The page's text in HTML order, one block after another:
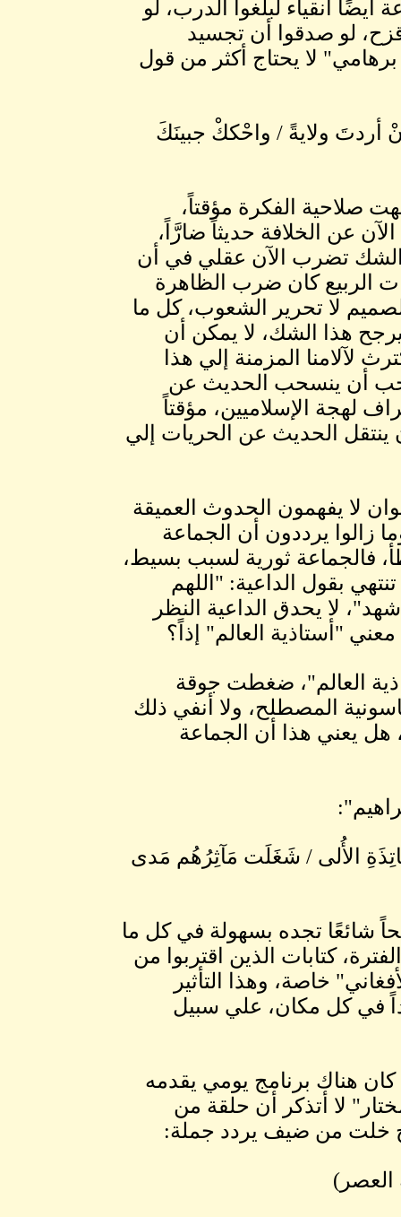
أيضًا أنقياء لبلغوا الدرب، لو
لو صدقوا أن تجسيد
لا يحتاج أكثر من قول
ولايةً / واحْككْ جبينَكَ
صلاحية الفكرة مؤقتاً،
عن الخلافة حديثاً ضارَّاً،
تضرب الآن عقلي في أن
الربيع كان ضرب الظاهرة
لا تحرير الشعوب، كل ما
هذا الشك، لا يمكن أن
لآلامنا المزمنة إلي هذا
يجب أن ينسحب الحديث عن
لهجة الإسلاميين، مؤقتاً
ينتقل الحديث عن الحريات إلي
لا يفهمون الحدوث العميقة
زالوا يرددون أن الجماعة
فالجماعة ثورية لسبب بسيط،
بقول الداعية: "اللهم
لا يحدق الداعية النظر
معني "أستاذية العالم" إذاً؟
العالم"، ضغطت جوقة
المصطلح، ولا أنفي ذلك
هل يعني هذا أن الجماعة
الأُلى / شَغَلَت مَآثِرُهُم مَدى
شائعًا تجده بسهولة في كل ما
كتابات الذين اقتربوا من
خاصة، وهذا التأثير
في كل مكان، علي سبيل
كان هناك برنامج يومي يقدمه
لا أتذكر أن حلقة من
خلت من ضيف يردد جملة:
العصر)